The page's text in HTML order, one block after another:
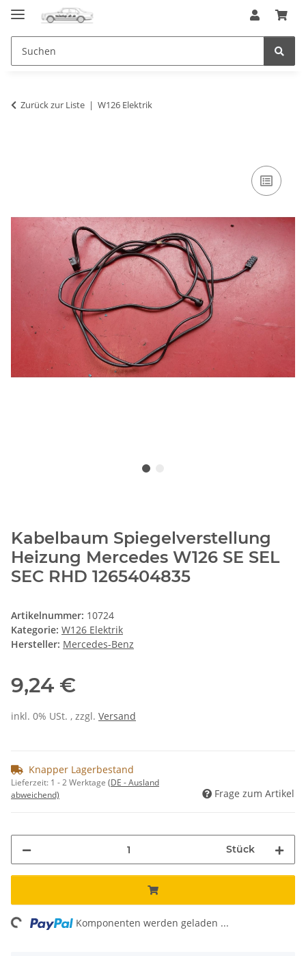
Zurück zur Liste W126 Elektrik
Kabelbaum Spiegelverstellung
Heizung Mercedes W126 SE SEL
SEC RHD 1265404835
Artikelnummer: 10724
Kategorie: W126 Elektrik
Hersteller: Mercedes-Benz
9,24 €
inkl. 0% USt. , zzgl. Versand
Knapper Lagerbestand
Lieferzeit: 1 - 2 Werktage (DE - Ausland
abweichend)
Frage zum Artikel
Stück
Komponenten werden geladen ...